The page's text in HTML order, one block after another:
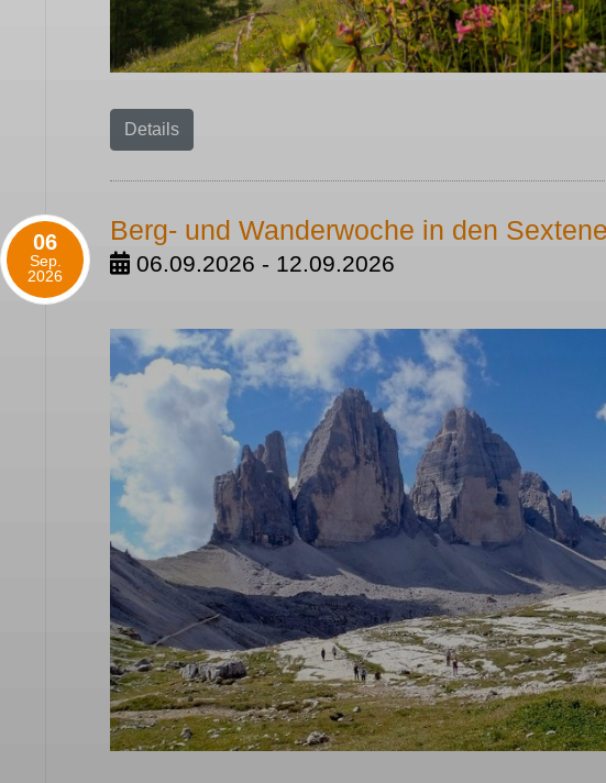
Details
06
Sep.
2026
Berg- und Wanderwoche in den
06.09.2026 - 12.09.2026